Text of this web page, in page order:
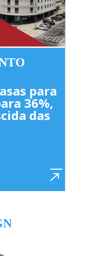
para
36%,
das